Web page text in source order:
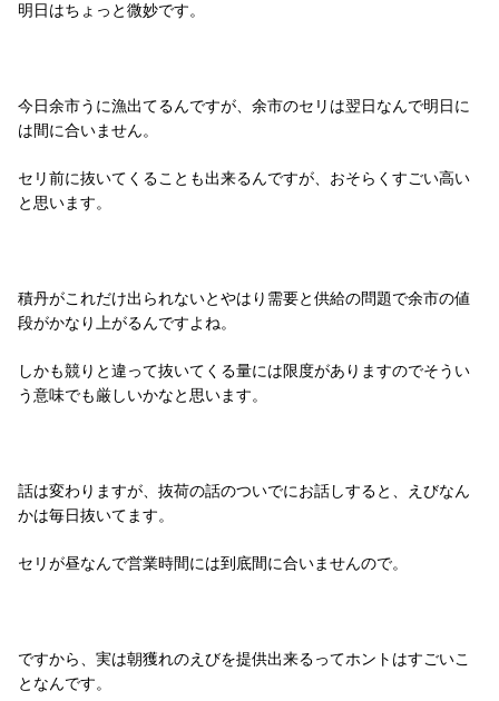
明日はちょっと微妙です。
今日余市うに漁出てるんですが、余市のセリは翌日なんで明日に
は間に合いません。
セリ前に抜いてくることも出来るんですが、おそらくすごい高い
と思います。
積丹がこれだけ出られないとやはり需要と供給の問題で余市の値
段がかなり上がるんですよね。
しかも競りと違って抜いてくる量には限度がありますのでそうい
う意味でも厳しいかなと思います。
話は変わりますが、抜荷の話のついでにお話しすると、えびなん
かは毎日抜いてます。
セリが昼なんで営業時間には到底間に合いませんので。
ですから、実は朝獲れのえびを提供出来るってホントはすごいこ
となんです。